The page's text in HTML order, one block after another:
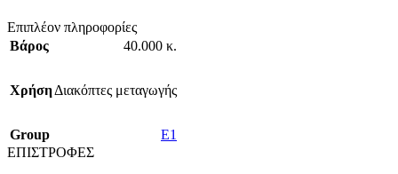
Επιπλέον πληροφορίες
Βάρος
40.000 κ.
ΧρήσηΔιακόπτες μεταγωγής
Group
E1
ΕΠΙΣΤΡΟΦΕΣ